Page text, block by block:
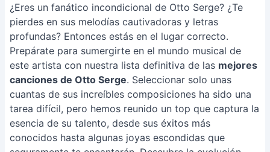
¿Eres un fanático incondicional de Otto Serge? ¿Te
pierdes en sus melodías cautivadoras y letras
profundas? Entonces estás en el lugar correcto.
Prepárate para sumergirte en el mundo musical de
este artista con nuestra lista definitiva de las mejores
canciones de Otto Serge. Seleccionar solo unas
cuantas de sus increíbles composiciones ha sido una
tarea difícil, pero hemos reunido un top que captura la
esencia de su talento, desde sus éxitos más
conocidos hasta algunas joyas escondidas que